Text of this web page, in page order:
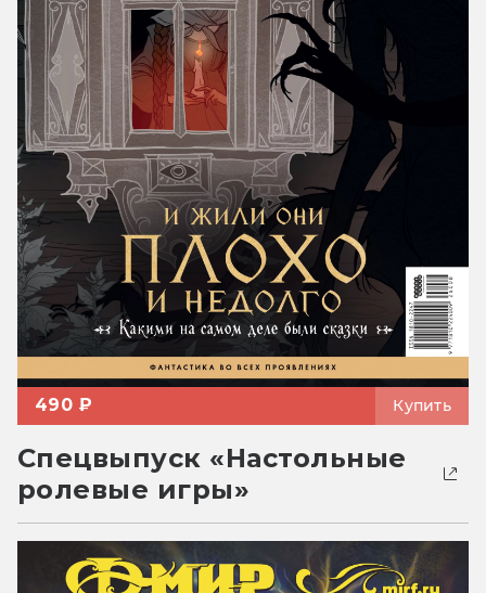
490 ₽ Купить
Спецвыпуск «Настольные
ролевые игры»